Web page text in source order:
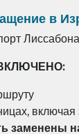
в
включая
заменены